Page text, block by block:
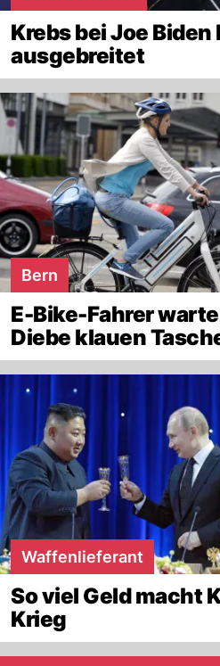
Krebs bei Joe
ausgebreitet
Bern
E-Bike-Fahrer
Diebe klauen
Waffenlieferant
So viel Geld macht
Krieg